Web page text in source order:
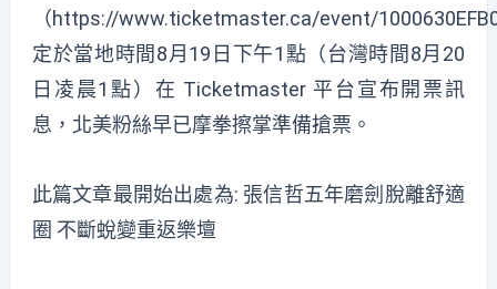
（https://www.ticketmaster.ca/event/
定於當地時間8月19日下午1點（台灣時間8月20
日凌晨1點）在 Ticketmaster 平台宣布開票訊
息，北美粉絲早已摩拳擦掌準備搶票。
此篇文章最開始出處為: 張信哲五年磨劍脫離舒適
圈 不斷蛻變重返樂壇